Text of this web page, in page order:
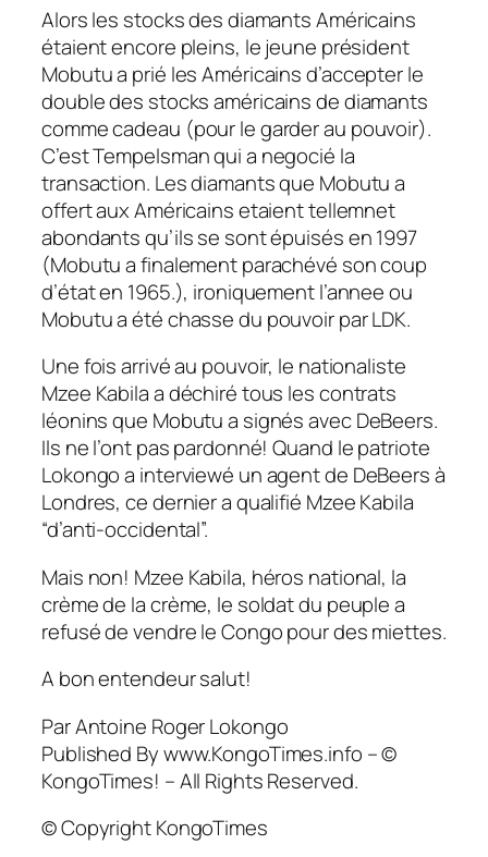
Alors les stocks des diamants Américains
étaient encore pleins, le jeune président
Mobutu a prié les Américains d’accepter le
double des stocks américains de diamants
comme cadeau (pour le garder au pouvoir).
C’est Tempelsman qui a negocié la
transaction. Les diamants que Mobutu a
offert aux Américains etaient tellemnet
abondants qu’ils se sont épuisés en 1997
(Mobutu a finalement parachévé son coup
d’état en 1965.), ironiquement l’annee ou
Mobutu a été chasse du pouvoir par LDK.
Une fois arrivé au pouvoir, le nationaliste
Mzee Kabila a déchiré tous les contrats
léonins que Mobutu a signés avec DeBeers.
Ils ne l’ont pas pardonné! Quand le patriote
Lokongo a interviewé un agent de DeBeers à
Londres, ce dernier a qualifié Mzee Kabila
“d’anti-occidental”.
Mais non! Mzee Kabila, héros national, la
crème de la crème, le soldat du peuple a
refusé de vendre le Congo pour des miettes.
A bon entendeur salut!
Par Antoine Roger Lokongo
Published By www.KongoTimes.info – ©
KongoTimes! – All Rights Reserved.
© Copyright KongoTimes